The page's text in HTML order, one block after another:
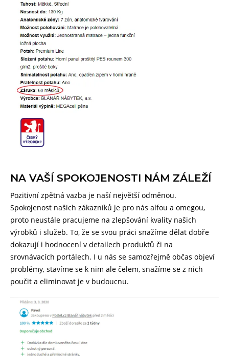
NA VAŠÍ SPOKOJENOSTI NÁM ZÁLEŽÍ
Pozitivní zpětná vazba je naší největší odměnou.
Spokojenost našich zákazníků je pro nás alfou a omegou,
proto neustále pracujeme na zlepšování kvality našich
výrobků i služeb. To, že se svou práci snažíme dělat dobře
dokazují i hodnocení v detailech produktů či na
srovnávacích portálech. I u nás se samozřejmě občas objeví
problémy, stavíme se k nim ale čelem, snažíme se z nich
poučit a eliminovat je v budoucnu.